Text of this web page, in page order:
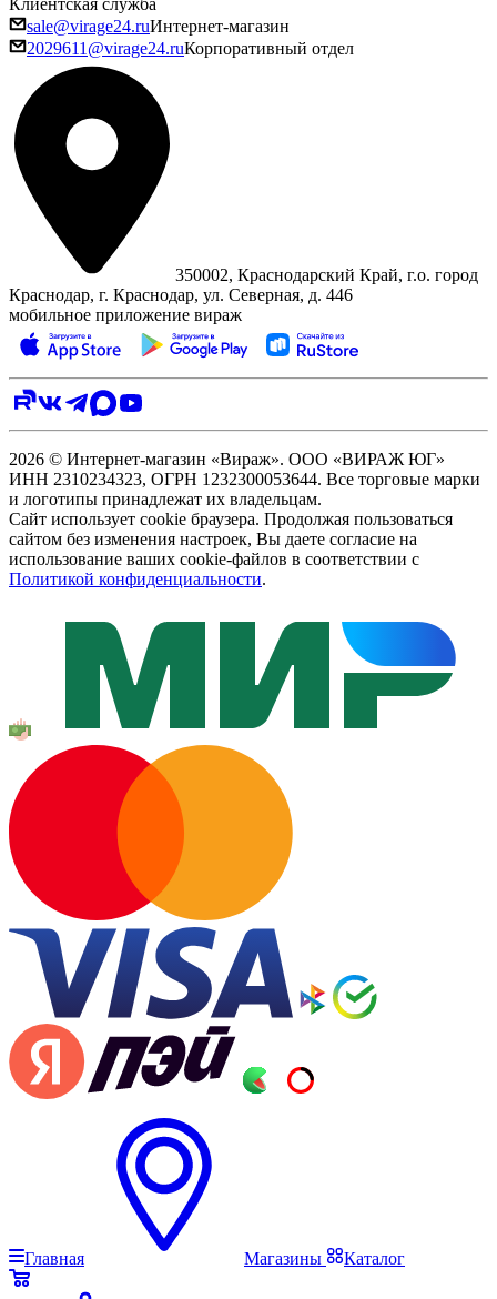
sale@virage24.ruИнтернет-магазин
2029611@virage24.ruКорпоративный отдел
350002, Краснодарский Край, г.о. город
Краснодар, г. Краснодар, ул. Северная, д. 446
мобильное приложение вираж
2026 © Интернет-магазин «Вираж». ООО «ВИРАЖ ЮГ»
ИНН 2310234323, ОГРН 1232300053644. Все торговые марки
и логотипы принадлежат их владельцам.
Сайт использует cookie браузера. Продолжая пользоваться
сайтом без изменения настроек, Вы даете согласие на
использование ваших cookie-файлов в соответствии с
Политикой конфиденциальности.
Главная Магазины Каталог